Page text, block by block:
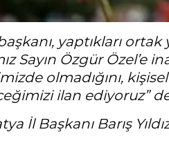
yaptıkları ortak
Sayın Özgür Özel’e
olmadığını,
ilan ediyoruz”
İl Başkanı Barış